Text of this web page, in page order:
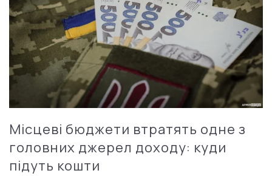
Місцеві бюджети втратять одне з
головних джерел доходу: куди
підуть кошти